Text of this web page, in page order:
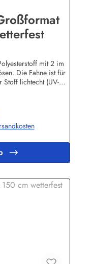
mit 2 im
Die Fahne ist für
Stoff lichtecht (UV-
Länder- und
und
Shop - Axel